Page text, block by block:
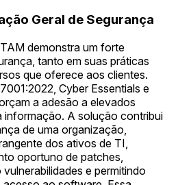
Geral de Segurança
demonstra um forte
tanto em suas práticas
que oferece aos clientes.
Cyber Essentials e
a adesão a elevados
informação. A solução contribui
de uma organização,
dos ativos de TI,
oportuno de patches,
e permitindo